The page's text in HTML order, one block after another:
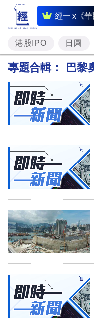
經一 x《華
即
時
財
經
投
資
理
商
業
科
技
場
生
港股IPO 日圓
專題合輯： 巴黎